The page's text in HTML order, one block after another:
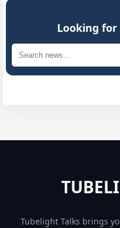
Looking for
Tubelight Talks brings